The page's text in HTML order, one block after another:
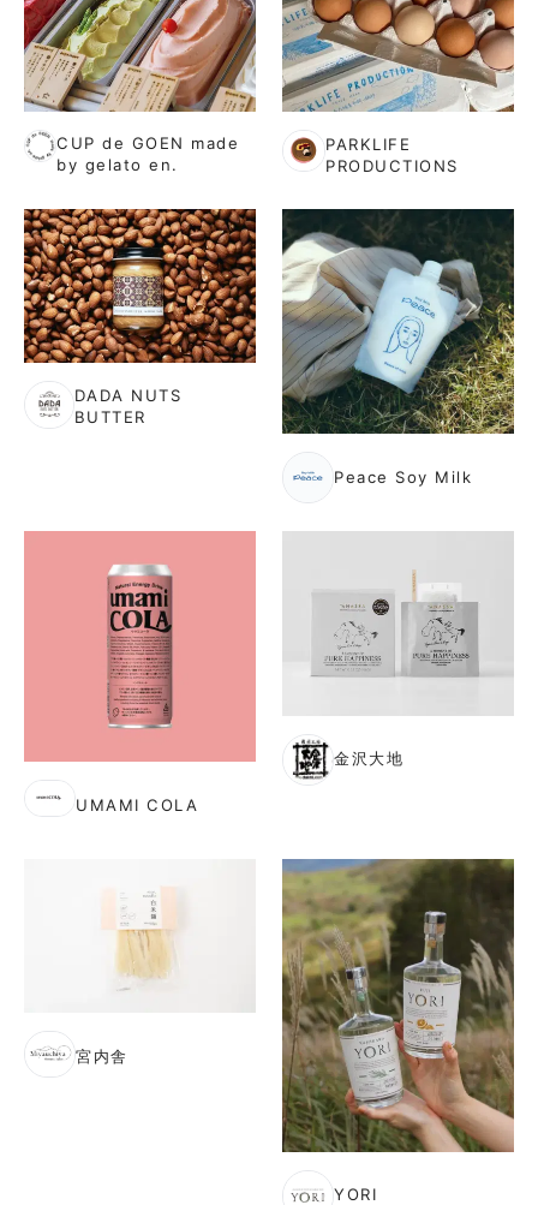
CUP de GOEN made
by gelato en.
PARKLIFE
PRODUCTIONS
DADA NUTS
BUTTER
Peace Soy Milk
UMAMI COLA
金沢大地
宮内舎
YORI